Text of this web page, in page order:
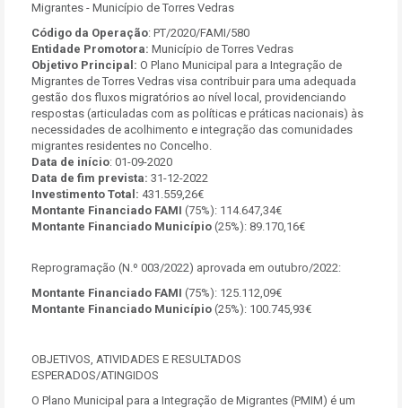
Migrantes - Município de Torres Vedras
Código da Operação: PT/2020/FAMI/580
Entidade Promotora: Município de Torres Vedras
Objetivo Principal: O Plano Municipal para a Integração de
Migrantes de Torres Vedras visa contribuir para uma adequada
gestão dos fluxos migratórios ao nível local, providenciando
respostas (articuladas com as políticas e práticas nacionais) às
necessidades de acolhimento e integração das comunidades
migrantes residentes no Concelho.
Data de início: 01-09-2020
Data de fim prevista: 31-12-2022
Investimento Total: 431.559,26€
Montante Financiado FAMI (75%): 114.647,34€
Montante Financiado Município (25%): 89.170,16€
Reprogramação (N.º 003/2022) aprovada em outubro/2022:
Montante Financiado FAMI (75%): 125.112,09€
Montante Financiado Município (25%): 100.745,93€
OBJETIVOS, ATIVIDADES E RESULTADOS
ESPERADOS/ATINGIDOS
O Plano Municipal para a Integração de Migrantes (PMIM) é um